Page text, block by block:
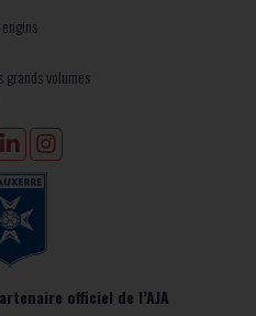
grands volumes
officiel de l’AJA